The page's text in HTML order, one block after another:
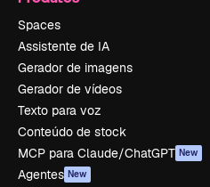
Spaces
Assistente de IA
Gerador de imagens
Gerador de vídeos
Texto para voz
Conteúdo de stock
MCP para Claude/ChatGPT New
Agentes New